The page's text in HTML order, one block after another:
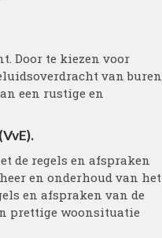
Door te kiezen voor
van buren
een rustige en
de regels en afspraken
en onderhoud van het
en afspraken van de
prettige woonsituatie